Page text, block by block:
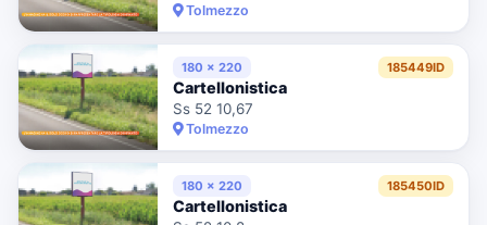
Tolmezzo
180 x 220 185449ID
Cartellonistica
Ss 52 10,67
Tolmezzo
180 x 220 185450ID
Cartellonistica